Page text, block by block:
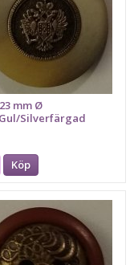
mm Ø
Silverfärgad
Köp